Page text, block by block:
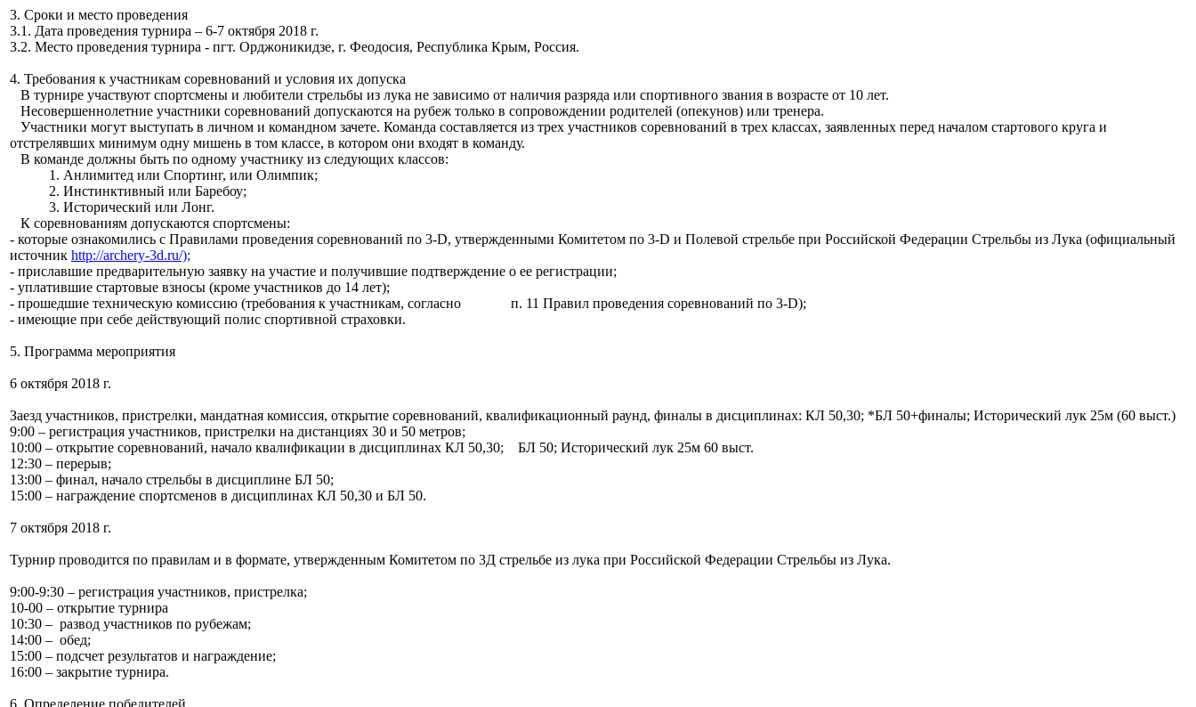
3. Сроки и место проведения
3.1. Дата проведения турнира – 6-7 октября 2018 г.
3.2. Место проведения турнира - пгт. Орджоникидзе, г. Феодосия, Республика Крым, Россия.
4. Требования к участникам соревнований и условия их допуска
В турнире участвуют спортсмены и любители стрельбы из лука не зависимо от наличия разряда или спортивного звания в возрасте от 10 лет.
Несовершеннолетние участники соревнований допускаются на рубеж только в сопровождении родителей (опекунов) или тренера.
Участники могут выступать в личном и командном зачете. Команда составляется из трех участников соревнований в трех классах, заявленных перед началом стартового круга и
отстрелявших минимум одну мишень в том классе, в котором они входят в команду.
В команде должны быть по одному участнику из следующих классов:
1. Анлимитед или Спортинг, или Олимпик;
2. Инстинктивный или Баребоу;
3. Исторический или Лонг.
К соревнованиям допускаются спортсмены:
- которые ознакомились с Правилами проведения соревнований по 3-D, утвержденными Комитетом по 3-D и Полевой стрельбе при Российской Федерации Стрельбы из Лука (официальный
источник http://archery-3d.ru/);
- приславшие предварительную заявку на участие и получившие подтверждение о ее регистрации;
- уплатившие стартовые взносы (кроме участников до 14 лет);
- прошедшие техническую комиссию (требования к участникам, согласно п. 11 Правил проведения соревнований по 3-D);
- имеющие при себе действующий полис спортивной страховки.
5. Программа мероприятия
6 октября 2018 г.
Заезд участников, пристрелки, мандатная комиссия, открытие соревнований, квалификационный раунд, финалы в дисциплинах: КЛ 50,30; *БЛ 50+финалы; Исторический лук 25м (60 выст.)
9:00 – регистрация участников, пристрелки на дистанциях 30 и 50 метров;
10:00 – открытие соревнований, начало квалификации в дисциплинах КЛ 50,30; БЛ 50; Исторический лук 25м 60 выст.
12:30 – перерыв;
13:00 – финал, начало стрельбы в дисциплине БЛ 50;
15:00 – награждение спортсменов в дисциплинах КЛ 50,30 и БЛ 50.
7 октября 2018 г.
Турнир проводится по правилам и в формате, утвержденным Комитетом по 3Д стрельбе из лука при Российской Федерации Стрельбы из Лука.
9:00-9:30 – регистрация участников, пристрелка;
10-00 – открытие турнира
10:30 – развод участников по рубежам;
14:00 – обед;
15:00 – подсчет результатов и награждение;
16:00 – закрытие турнира.
6. Определение победителей